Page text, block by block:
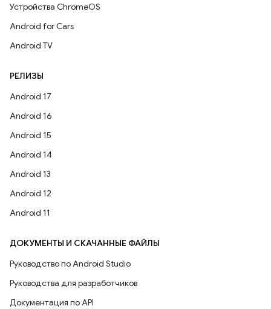
Устройства ChromeOS
Android for Cars
Android TV
РЕЛИЗЫ
Android 17
Android 16
Android 15
Android 14
Android 13
Android 12
Android 11
ДОКУМЕНТЫ И СКАЧАННЫЕ ФАЙЛЫ
Руководство по Android Studio
Руководства для разработчиков
Документация по API